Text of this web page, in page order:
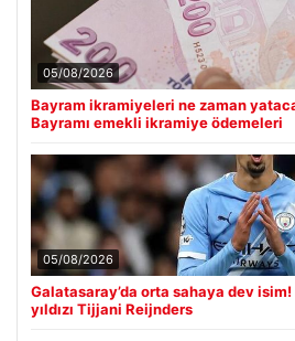
05/08/2026
Bayram ikramiyeleri ne zaman
Bayramı emekli ikramiye ödemeleri
05/08/2026
Galatasaray’da orta sahaya dev
yıldızı Tijjani Reijnders